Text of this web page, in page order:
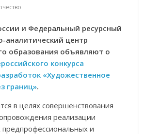
и Федеральный ресурсный
центр
образования объявляют о
конкурса
«Художественное
границ».
в целях совершенствования
реализации
и